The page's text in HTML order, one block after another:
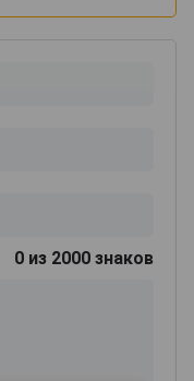
0 из 2000 знаков